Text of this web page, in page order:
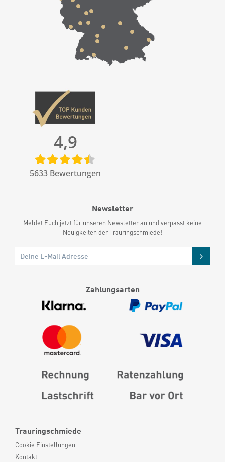
Trauringschmiede
Cookie Einstellungen
Kontakt
4,9
5633 Bewertungen
Newsletter
Meldet Euch jetzt für unseren Newsletter an und verpasst keine
Neuigkeiten der Trauringschmiede!
Zahlungsarten